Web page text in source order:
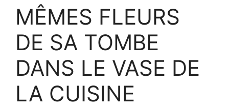
MÊMES FLEURS
DE SA TOMBE
DANS LE VASE DE
LA CUISINE